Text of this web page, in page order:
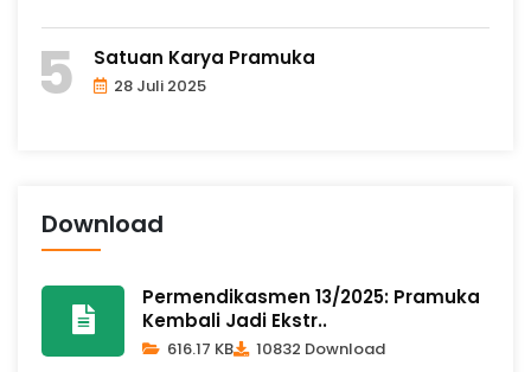
Satuan Karya Pramuka
28 Juli 2025
Download
Permendikasmen 13/2025: Pramuka
Kembali Jadi Ekstr..
616.17 KB 10832 Download